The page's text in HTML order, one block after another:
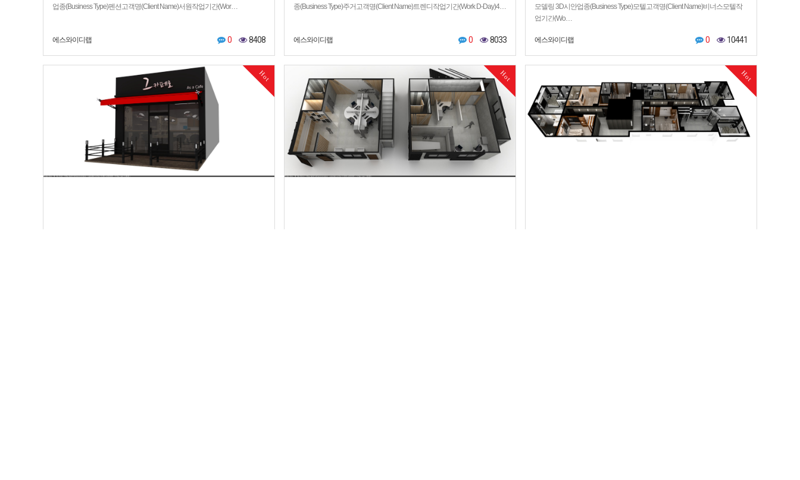
업종(Business Type)펜션고객명(Client Name)서원작업기간(Wor…
에스와이디랩 0 8408
종(Business Type)주거고객명(Client Name)트렌디작업기간(Work D-Day)4…
에스와이디랩 0 8033
모델링 3D시안업종(Business Type)모텔고객명(Client Name)비너스모텔작
업기간(Wo…
에스와이디랩 0 10441
Hot Hot Hot